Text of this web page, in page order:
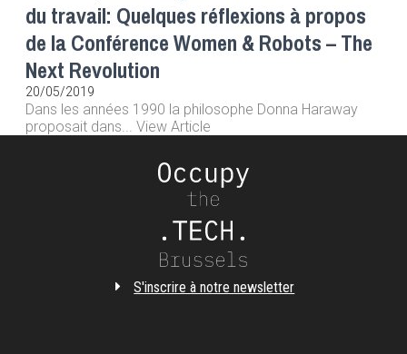
du travail: Quelques réflexions à propos
de la Conférence Women & Robots – The
Next Revolution
20/05/2019
Dans les années 1990 la philosophe Donna Haraway
proposait dans... View Article
S'inscrire à notre newsletter